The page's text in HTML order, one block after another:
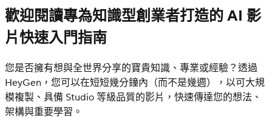
歡迎閱讀專為知識型創業者打造的 AI 影
片快速入門指南
您是否擁有想與全世界分享的寶貴知識、專業或經驗？透過
HeyGen，您可以在短短幾分鐘內（而不是幾週），以可大規
模複製、具備 Studio 等級品質的影片，快速傳達您的想法、
架構與重要學習。